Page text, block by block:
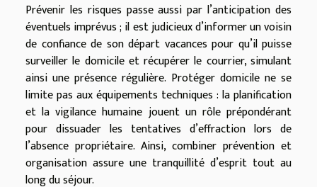
Prévenir les risques passe aussi par l’anticipation des
éventuels imprévus ; il est judicieux d’informer un voisin
de confiance de son départ vacances pour qu’il puisse
surveiller le domicile et récupérer le courrier, simulant
ainsi une présence régulière. Protéger domicile ne se
limite pas aux équipements techniques : la planification
et la vigilance humaine jouent un rôle prépondérant
pour dissuader les tentatives d’effraction lors de
l’absence propriétaire. Ainsi, combiner prévention et
organisation assure une tranquillité d’esprit tout au
long du séjour.